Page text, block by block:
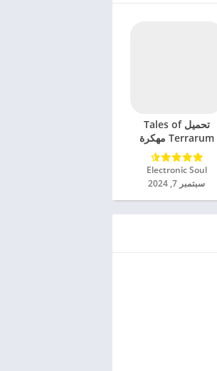
تحميل Tales of
Terrarum مهكرة
للاندرويد 2024
Electronic Soul‏
سبتمبر 7, 2024